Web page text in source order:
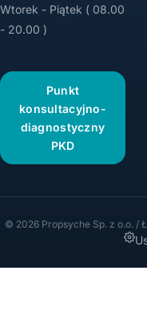
Wtorek - Piątek ( 08.00
- 20.00 )
Punkt
konsultacyjno-
diagnostyczny
PKD
© 2026 Propsyche Sp. z o.o. /